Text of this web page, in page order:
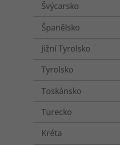
Švýcarsko
Španělsko
Jižní Tyrolsko
Tyrolsko
Toskánsko
Turecko
Kréta